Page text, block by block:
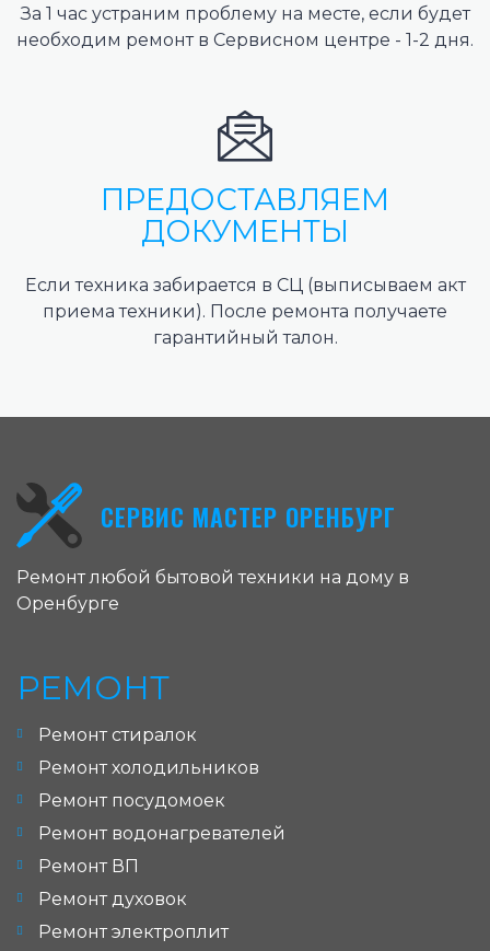
За 1 час устраним проблему на месте, если будет
необходим ремонт в Сервисном центре - 1-2 дня.
ПРЕДОСТАВЛЯЕМ
ДОКУМЕНТЫ
Если техника забирается в СЦ (выписываем акт
приема техники). После ремонта получаете
гарантийный талон.
СЕРВИС МАСТЕР ОРЕНБУРГ
Ремонт любой бытовой техники на дому в
Оренбурге
РЕМОНТ
Ремонт стиралок
Ремонт холодильников
Ремонт посудомоек
Ремонт водонагревателей
Ремонт ВП
Ремонт духовок
Ремонт электроплит